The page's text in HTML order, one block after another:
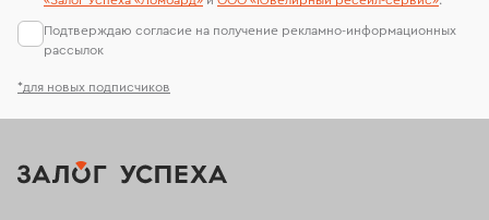
*для новых подписчиков
Подтверждаю согласие на получение рекламно-информационных
рассылок